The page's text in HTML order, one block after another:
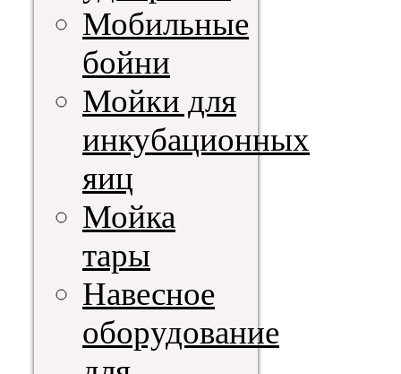
Мобильные
бойни
Мойки для
инкубационных
яиц
Мойка
тары
Навесное
оборудование